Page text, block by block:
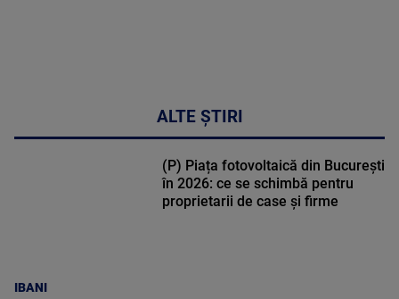
ALTE ȘTIRI
IBANI
(P) Piața fotovoltaică din București
în 2026: ce se schimbă pentru
proprietarii de case și firme